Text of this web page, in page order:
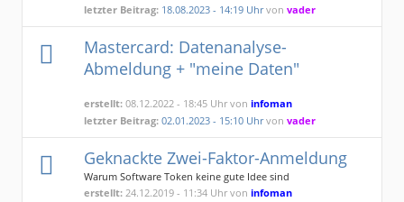
letzter Beitrag: 18.08.2023 - 14:19 Uhrvonvader
Mastercard: Datenanalyse-
Abmeldung + "meine Daten"
erstellt: 08.12.2022 - 18:45 Uhr voninfoman
letzter Beitrag: 02.01.2023 - 15:10 Uhrvonvader
Geknackte Zwei-Faktor-Anmeldung
Warum Software Token keine gute Idee sind
erstellt: 24.12.2019 - 11:34 Uhr voninfoman